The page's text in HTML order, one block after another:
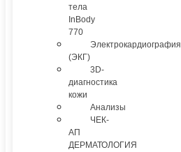
тела
InBody
770
Электрокардиография
(ЭКГ)
3D-
диагностика
кожи
Анализы
ЧЕК-
АП
ДЕРМАТОЛОГИЯ